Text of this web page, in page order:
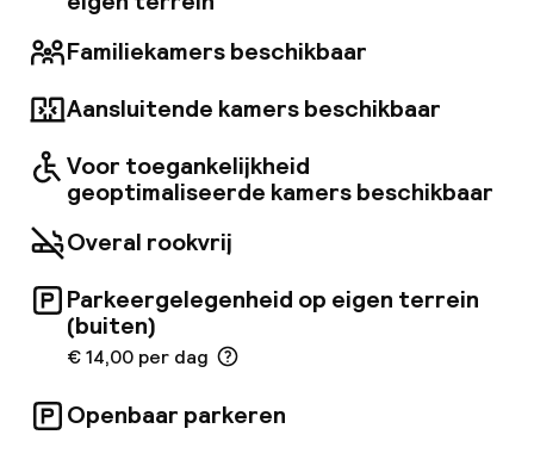
Familiekamers beschikbaar
Aansluitende kamers beschikbaar
Voor toegankelijkheid
geoptimaliseerde kamers beschikbaar
Overal rookvrij
Parkeergelegenheid op eigen terrein
(buiten)
€ 14,00 per dag
Openbaar parkeren